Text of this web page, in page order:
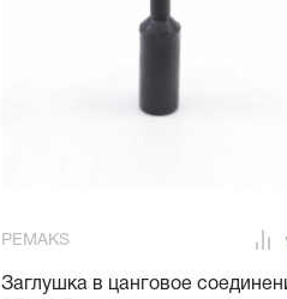
PEMAKS
Заглушка в цанговое